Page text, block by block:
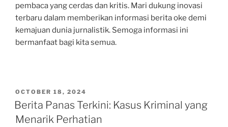
pembaca yang cerdas dan kritis. Mari dukung inovasi
terbaru dalam memberikan informasi berita oke demi
kemajuan dunia jurnalistik. Semoga informasi ini
bermanfaat bagi kita semua.
POSTED
ON
OCTOBER 18, 2024
Berita Panas Terkini: Kasus Kriminal yang
Menarik Perhatian